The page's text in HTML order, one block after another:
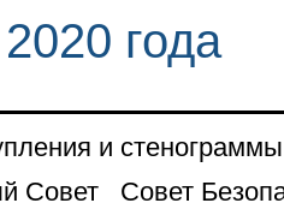
года
и стенограммы
Совет
Совет